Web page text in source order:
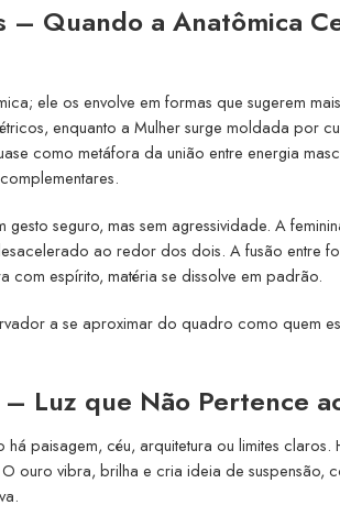
– Quando a Anatômica
ele os envolve em formas que sugerem
enquanto a Mulher surge moldada por
como metáfora da união entre energia
seguro, mas sem agressividade. A
ao redor dos dois. A fusão entre
com espírito, matéria se dissolve em padrão.
a se aproximar do quadro como quem
Luz que Não Pertence
paisagem, céu, arquitetura ou limites
ouro vibra, brilha e cria ideia de suspensão,